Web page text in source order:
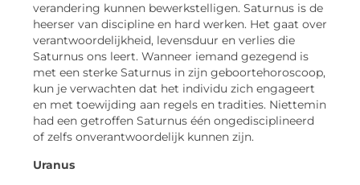
verandering kunnen bewerkstelligen. Saturnus is de
heerser van discipline en hard werken. Het gaat over
verantwoordelijkheid, levensduur en verlies die
Saturnus ons leert. Wanneer iemand gezegend is
met een sterke Saturnus in zijn geboortehoroscoop,
kun je verwachten dat het individu zich engageert
en met toewijding aan regels en tradities. Niettemin
had een getroffen Saturnus één ongedisciplineerd
of zelfs onverantwoordelijk kunnen zijn.
Uranus